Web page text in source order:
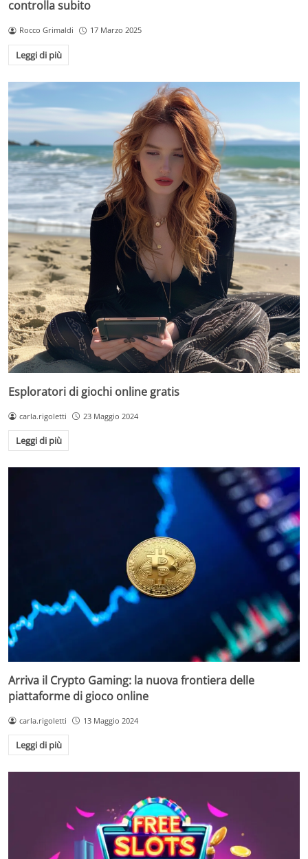
controlla subito
Rocco Grimaldi 17 Marzo 2025
Leggi di più
Esploratori di giochi online gratis
carla.rigoletti 23 Maggio 2024
Leggi di più
Arriva il Crypto Gaming: la nuova frontiera delle
piattaforme di gioco online
carla.rigoletti 13 Maggio 2024
Leggi di più